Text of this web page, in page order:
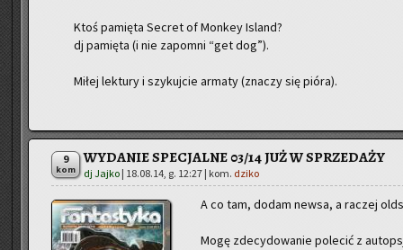
Ktoś pa­mię­ta Se­cret of Mon­key Is­land?
dj pa­mię­ta (i nie za­po­mni “get dog”).
Miłej lek­tu­ry i szy­kuj­cie ar­ma­ty (zna­czy się pióra).
9
kom
WYDANIE SPECJALNE 03/14 JUŻ W SPRZEDAŻY
dj Jajko | 18.08.14, g. 12:27 | kom. dziko
A co tam, dodam newsa, a ra­czej
Mogę zde­cy­do­wa­nie po­le­cić z